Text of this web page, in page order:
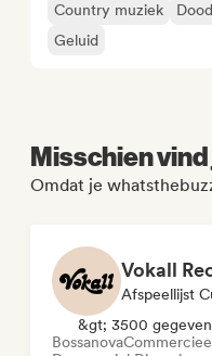
Country muziek
Geluid
Misschien
Omdat je
Vokall
Afspeellijst
&gt; 3500
Bossanova